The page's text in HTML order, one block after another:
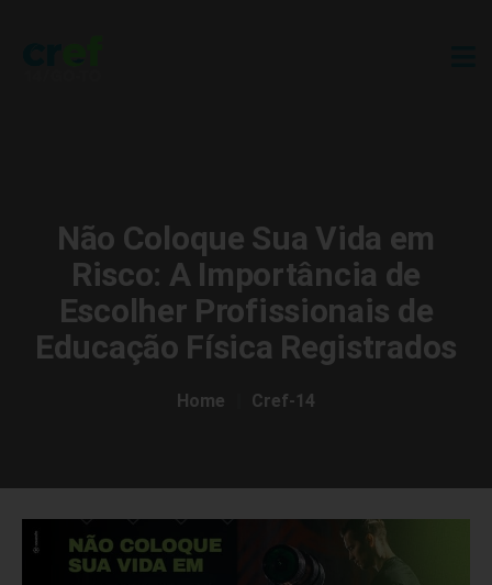
Não Coloque Sua Vida em
Risco: A Importância de
Escolher Profissionais de
Educação Física Registrados
Home Cref-14